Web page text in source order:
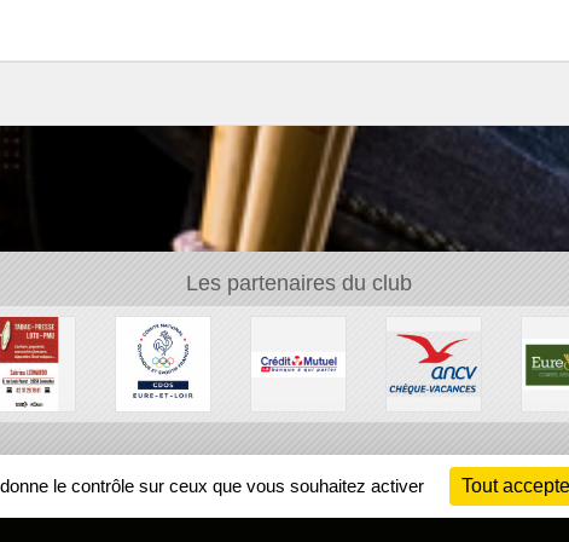
Les partenaires du club
le contrôle sur ceux que vous souhaitez activer Tout